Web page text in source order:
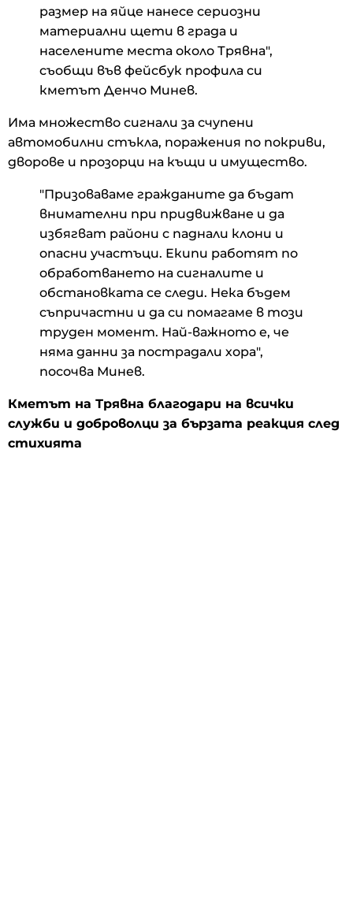
размер на яйце нанесе сериозни
материални щети в града и
населените места около Трявна",
съобщи във фейсбук профила си
кметът Денчо Минев.
Има множество сигнали за счупени
автомобилни стъкла, поражения по покриви,
дворове и прозорци на къщи и имущество.
"Призоваваме гражданите да бъдат
внимателни при придвижване и да
избягват райони с паднали клони и
опасни участъци. Екипи работят по
обработването на сигналите и
обстановката се следи. Нека бъдем
съпричастни и да си помагаме в този
труден момент. Най-важното е, че
няма данни за пострадали хора",
посочва Минев.
Кметът на Трявна благодари на всички
служби и доброволци за бързата реакция след
стихията